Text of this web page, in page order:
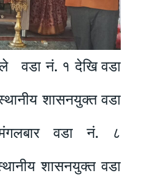
वडा नं. १ देखि वडा
शासनयुक्त वडा
वडा नं. ८
शासनयुक्त वडा